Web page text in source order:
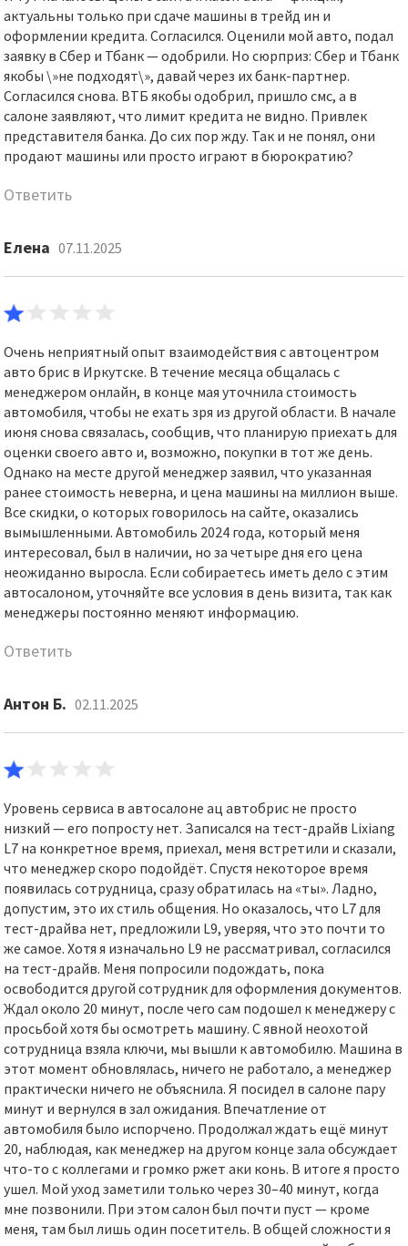
актуальны только при сдаче машины в трейд ин и
оформлении кредита. Согласился. Оценили мой авто, подал
заявку в Сбер и Тбанк — одобрили. Но сюрприз: Сбер и Тбанк
якобы \»не подходят\», давай через их банк-партнер.
Согласился снова. ВТБ якобы одобрил, пришло смс, а в
салоне заявляют, что лимит кредита не видно. Привлек
представителя банка. До сих пор жду. Так и не понял, они
продают машины или просто играют в бюрократию?
Ответить
Елена 07.11.2025
Очень неприятный опыт взаимодействия с автоцентром
авто брис в Иркутске. В течение месяца общалась с
менеджером онлайн, в конце мая уточнила стоимость
автомобиля, чтобы не ехать зря из другой области. В начале
июня снова связалась, сообщив, что планирую приехать для
оценки своего авто и, возможно, покупки в тот же день.
Однако на месте другой менеджер заявил, что указанная
ранее стоимость неверна, и цена машины на миллион выше.
Все скидки, о которых говорилось на сайте, оказались
вымышленными. Автомобиль 2024 года, который меня
интересовал, был в наличии, но за четыре дня его цена
неожиданно выросла. Если собираетесь иметь дело с этим
автосалоном, уточняйте все условия в день визита, так как
менеджеры постоянно меняют информацию.
Ответить
Антон Б. 02.11.2025
Уровень сервиса в автосалоне ац автобрис не просто
низкий — его попросту нет. Записался на тест-драйв Lixiang
L7 на конкретное время, приехал, меня встретили и сказали,
что менеджер скоро подойдёт. Спустя некоторое время
появилась сотрудница, сразу обратилась на «ты». Ладно,
допустим, это их стиль общения. Но оказалось, что L7 для
тест-драйва нет, предложили L9, уверяя, что это почти то
же самое. Хотя я изначально L9 не рассматривал, согласился
на тест-драйв. Меня попросили подождать, пока
освободится другой сотрудник для оформления документов.
Ждал около 20 минут, после чего сам подошел к менеджеру с
просьбой хотя бы осмотреть машину. С явной неохотой
сотрудница взяла ключи, мы вышли к автомобилю. Машина в
этот момент обновлялась, ничего не работало, а менеджер
практически ничего не объяснила. Я посидел в салоне пару
минут и вернулся в зал ожидания. Впечатление от
автомобиля было испорчено. Продолжал ждать ещё минут
20, наблюдая, как менеджер на другом конце зала обсуждает
что-то с коллегами и громко ржет аки конь. В итоге я просто
ушел. Мой уход заметили только через 30–40 минут, когда
мне позвонили. При этом салон был почти пуст — кроме
меня, там был лишь один посетитель. В общей сложности я